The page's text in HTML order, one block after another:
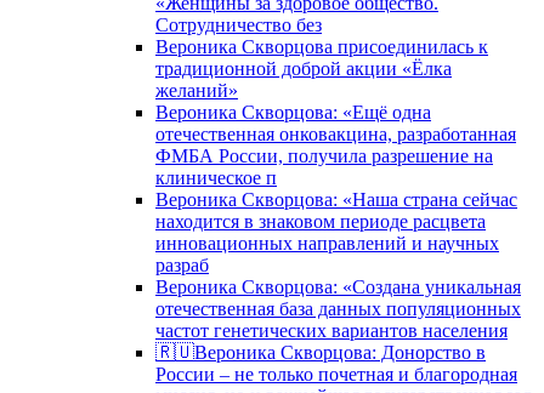
Сотрудничество без
Вероника Скворцова присоединилась к
традиционной доброй акции «Ёлка
желаний»
Вероника Скворцова: «Ещё одна
отечественная онковакцина, разработанная
ФМБА России, получила разрешение на
клиническое п
Вероника Скворцова: «Наша страна сейчас
находится в знаковом периоде расцвета
инновационных направлений и научных
разраб
Вероника Скворцова: «Создана уникальная
отечественная база данных популяционных
частот генетических вариантов населения
🇷🇺Вероника Скворцова: Донорство в
России – не только почетная и благородная